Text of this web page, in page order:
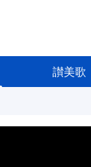
讃美歌